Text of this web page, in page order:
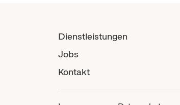
Dienstleistungen
Jobs
Kontakt